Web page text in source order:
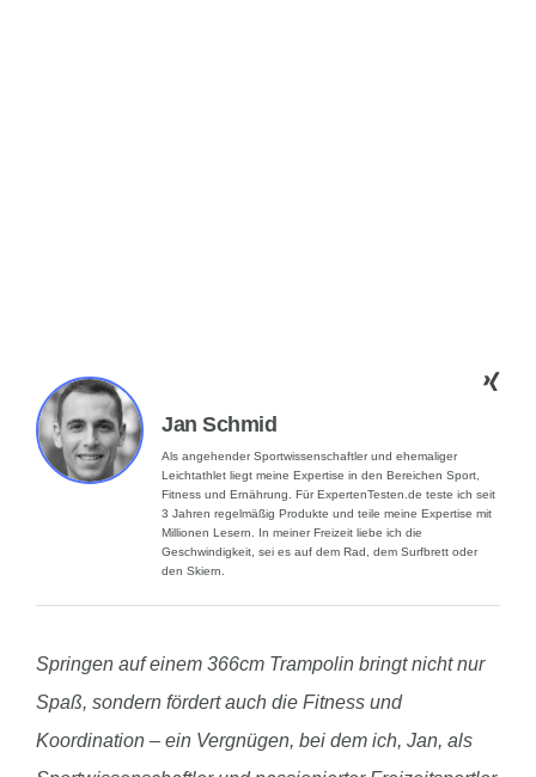
Jan Schmid
Als angehender Sportwissenschaftler und ehemaliger
Leichtathlet liegt meine Expertise in den Bereichen Sport,
Fitness und Ernährung. Für ExpertenTesten.de teste ich seit
3 Jahren regelmäßig Produkte und teile meine Expertise mit
Millionen Lesern. In meiner Freizeit liebe ich die
Geschwindigkeit, sei es auf dem Rad, dem Surfbrett oder
den Skiern.
Springen auf einem 366cm Trampolin bringt nicht nur
Spaß, sondern fördert auch die Fitness und
Koordination – ein Vergnügen, bei dem ich, Jan, als